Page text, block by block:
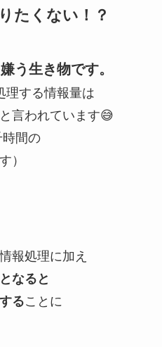
たくない！？
う生き物です。
理する情報量は
言われています😅
時間の
）
報処理に加え
なると
ることに